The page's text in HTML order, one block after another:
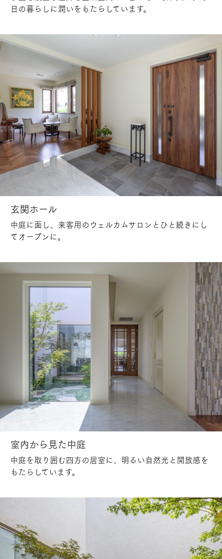
日の暮らしに潤いをもたらしています。
玄関ホール
中庭に面し、来客用のウェルカムサロンとひと続きにし
てオープンに。
室内から見た中庭
中庭を取り囲む四方の居室に、明るい自然光と開放感を
もたらしています。